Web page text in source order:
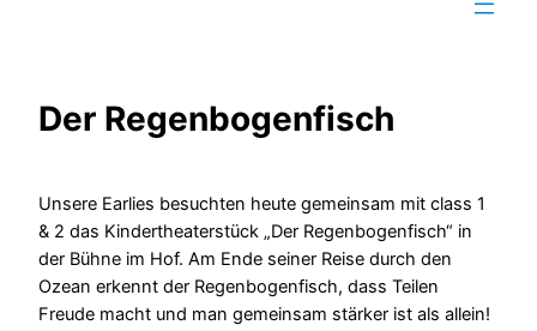
Der Regenbogenfisch
Unsere Earlies besuchten heute gemeinsam mit class 1
& 2 das Kindertheaterstück „Der Regenbogenfisch“ in
der Bühne im Hof. Am Ende seiner Reise durch den
Ozean erkennt der Regenbogenfisch, dass Teilen
Freude macht und man gemeinsam stärker ist als allein!